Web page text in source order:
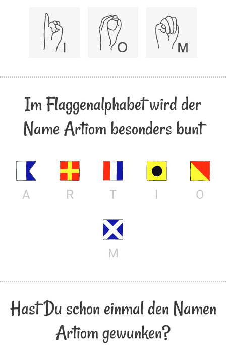
Im Flaggenalphabet wird der
Name Artiom besonders bunt
A R T I O
M
Hast Du schon einmal den Namen
Artiom gewunken?